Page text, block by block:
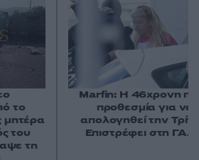
το
μητέρα
του
τη
Marfin: Η 46χρονη
προθεσμία για να
απολογηθεί την
Επιστρέφει στη